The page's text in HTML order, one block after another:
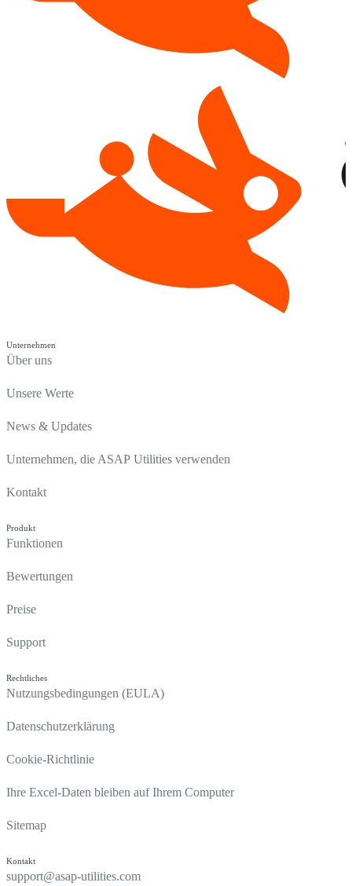
Unternehmen
Über uns
Unsere Werte
News & Updates
Unternehmen, die ASAP Utilities verwenden
Kontakt
Produkt
Funktionen
Bewertungen
Preise
Support
Rechtliches
Nutzungsbedingungen (EULA)
Datenschutzerklärung
Cookie-Richtlinie
Ihre Excel-Daten bleiben auf Ihrem Computer
Sitemap
Kontakt
support@asap-utilities.com